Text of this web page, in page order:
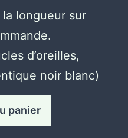
longueur sur
d’oreilles,
noir blanc)
panier